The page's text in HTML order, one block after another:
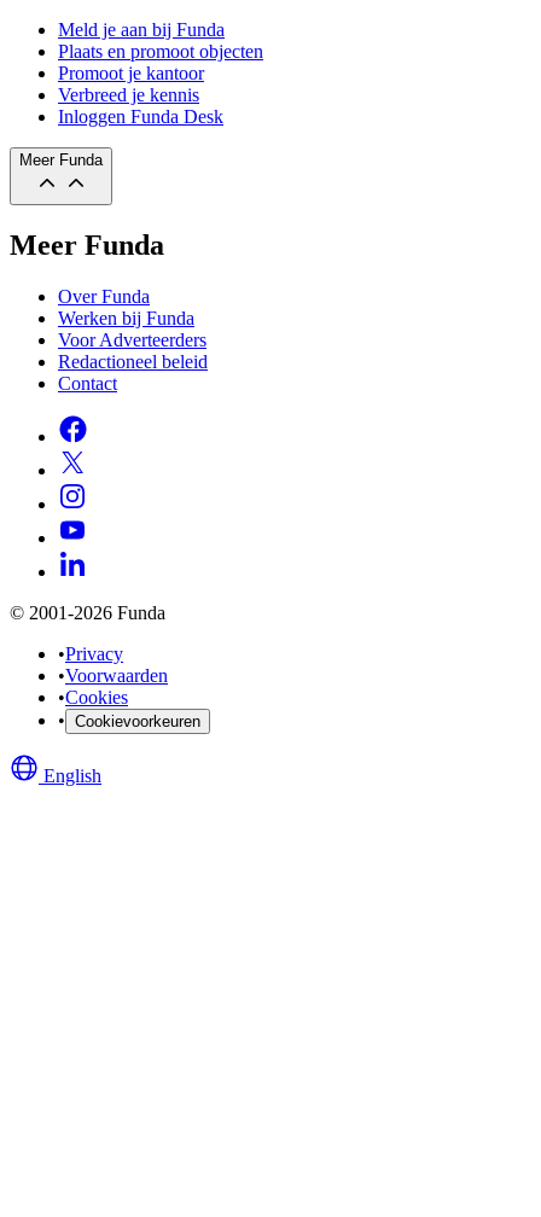
Meld je aan bij Funda
Plaats en promoot objecten
Promoot je kantoor
Verbreed je kennis
Inloggen Funda Desk
Meer Funda
Meer Funda
Over Funda
Werken bij Funda
Voor Adverteerders
Redactioneel beleid
Contact
© 2001-2026 Funda
•Privacy
•Voorwaarden
•Cookies
• Cookievoorkeuren
English